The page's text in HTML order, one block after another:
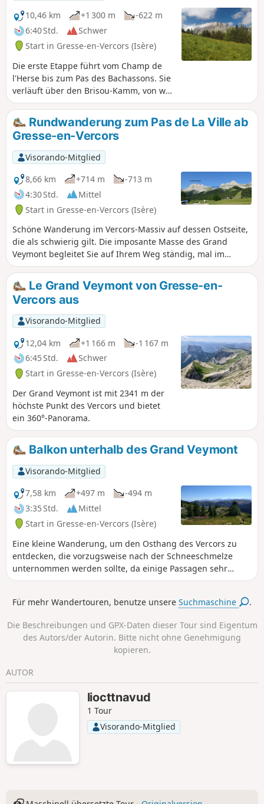
10,46 km
+1 300 m
-622 m
6:40 Std.
Schwer
Start in Gresse-en-Vercors (Isère)
Die erste Etappe führt vom Champ de
l'Herse bis zum Pas des Bachassons. Sie
verläuft über den Brisou-Kamm, von wo
aus man einen ersten Panoramablick
genießen kann. Der Höhenunterschied
beträgt mehr als 1000 m, aber die
Schönheit der Landschaft am Pas des
Bachassons entschädigt dafür.
Rundwanderung zum Pas de La Ville ab
Gresse-en-Vercors
Visorando-Mitglied
8,66 km
+714 m
-713 m
4:30 Std.
Mittel
Start in Gresse-en-Vercors (Isère)
Schöne Wanderung im Vercors-Massiv auf dessen Ostseite,
die als schwierig gilt. Die imposante Masse des Grand
Veymont begleitet Sie auf Ihrem Weg ständig, mal im
Schatten, mal auf steinigem und unwegsamem Gelände.
Le Grand Veymont von Gresse-en-
Vercors aus
Visorando-Mitglied
12,04 km
+1 166 m
-1 167 m
6:45 Std.
Schwer
Start in Gresse-en-Vercors (Isère)
Der Grand Veymont ist mit 2341 m der
höchste Punkt des Vercors und bietet
ein 360°-Panorama.
Balkon unterhalb des Grand Veymont
Visorando-Mitglied
7,58 km
+497 m
-494 m
3:35 Std.
Mittel
Start in Gresse-en-Vercors (Isère)
Eine kleine Wanderung, um den Osthang des Vercors zu
entdecken, die vorzugsweise nach der Schneeschmelze
unternommen werden sollte, da einige Passagen sehr
schwierig sein können. Sie wandern unter den Felsen des
haben einen Überblick über diesen herrlichen Hang des
Für mehr Wandertouren, benutze unsereSuchmaschine .
Die Beschreibungen und GPX-Daten dieser Tour sind Eigentum
des Autors/der Autorin. Bitte nicht ohne Genehmigung
kopieren.
AUTOR
liocttnavud
1 Tour
Visorando-Mitglied